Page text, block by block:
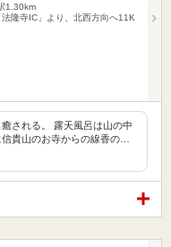
1.30km
隆寺IC」より、北西方向へ11K
される。 露天風呂は山の中
貴山のお寺からの線香の…